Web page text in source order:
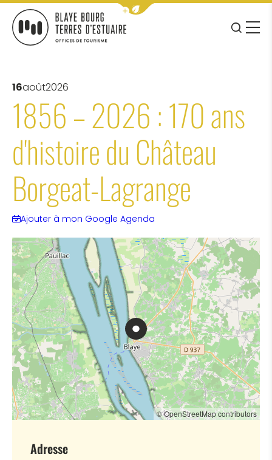
Afficher la barre de navigation
JE
MENU
16août2026
1856 – 2026 : 170 ans
d'histoire du Château
Borgeat-Lagrange
Ajouter à mon Google Agenda
© OpenStreetMap contributors
Adresse